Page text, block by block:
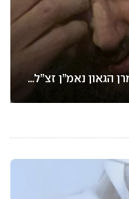
הגאון נאמ”ן זצ”ל…